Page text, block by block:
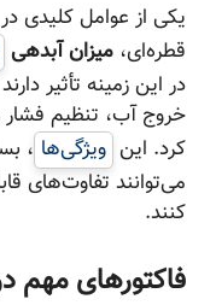
یکی از عوامل کلیدی
قطره‌ای، میزان آبدهی
در این زمینه تأثیر
خروج آب، تنظیم فشار
کرد. این ویژگی‌ها ،
می‌توانند تفاوت‌های
کنند.
فاکتورهای مهم